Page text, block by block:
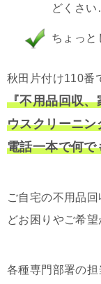
どくさい
ちょっと
秋田片付け110番
『不用品回収、
ウスクリーニン
電話一本で何で
ご自宅の不用品
どお困りやご希
各種専門部署の担